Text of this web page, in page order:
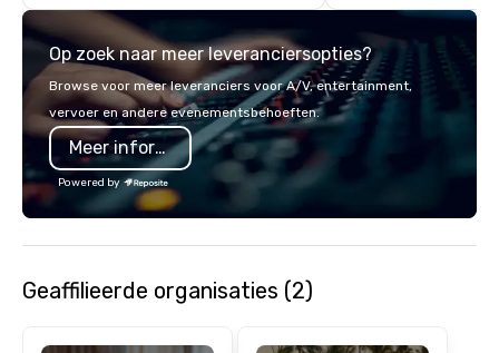
digital, environmental, staging, and
digital solutions for hybrid, virtual and
in-person events of any type.
Op zoek naar meer leveranciersopties?
Browse voor meer leveranciers voor A/V, entertainment,
vervoer en andere evenementsbehoeften.
Meer informatie
Powered by
Geaffilieerde organisaties (2)